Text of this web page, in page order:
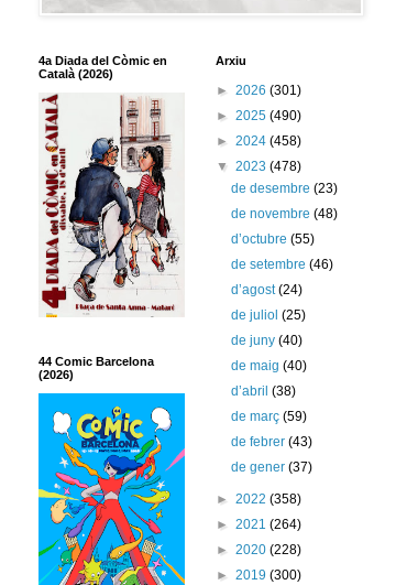
4a Diada del Còmic en
Català (2026)
44 Comic Barcelona
(2026)
Arxiu
► 2026 (301)
► 2025 (490)
► 2024 (458)
▼ 2023 (478)
de desembre(23)
de novembre(48)
d’octubre(55)
de setembre(46)
d’agost(24)
de juliol(25)
de juny(40)
de maig(40)
d’abril(38)
de març(59)
de febrer(43)
de gener(37)
► 2022 (358)
► 2021 (264)
► 2020 (228)
► 2019 (300)